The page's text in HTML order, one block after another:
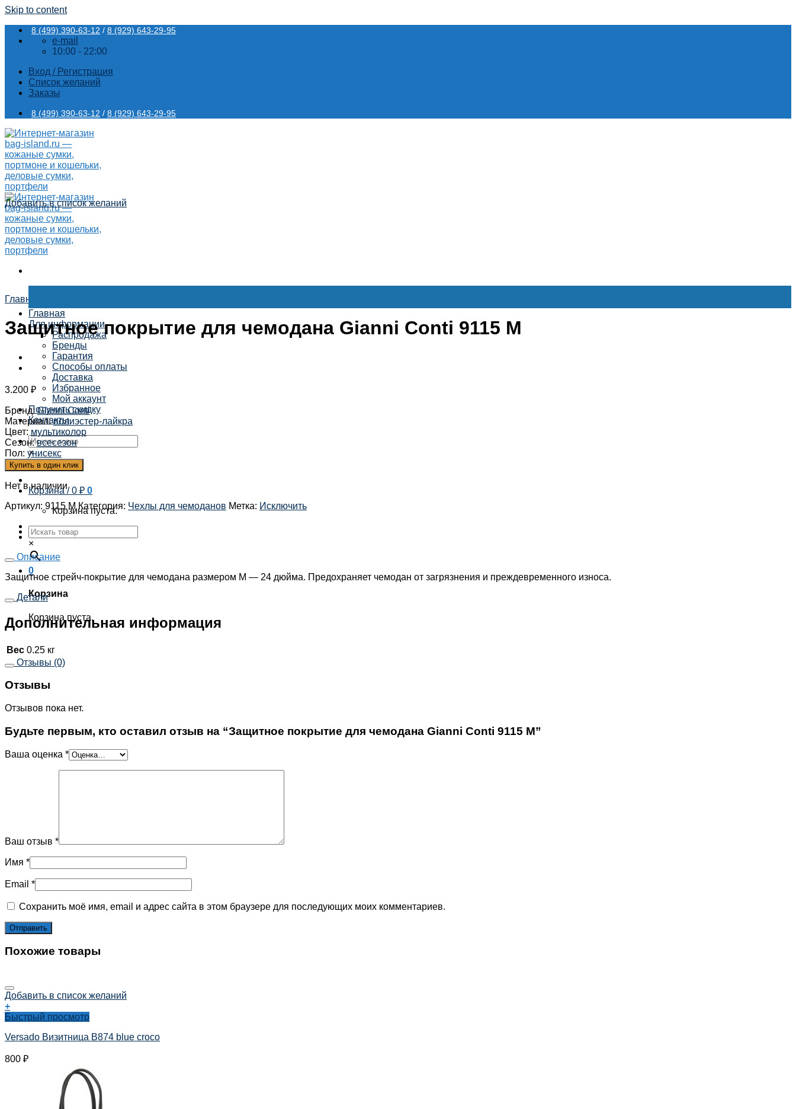
Skip to content
8 (499) 390-63-12 / 8 (929) 643-29-95
e-mail
10:00 - 22:00
Вход / Регистрация
Список желаний
Заказы
8 (499) 390-63-12 / 8 (929) 643-29-95
Главная
Для информации
Распродажа
Бренды
Гарантия
Способы оплаты
Доставка
Избранное
Мой аккаунт
Получить скидку
Контакты
×
Корзина /0 ₽ 0
Корзина пуста.
×
0
Корзина
Корзина пуста.
Добавить в список желаний
Главная
Защитное покрытие для чемодана Gianni Conti 9115 M
3.200 ₽
Бренд:Gianni Conti
Материал:полиэстер-лайкра
Цвет: мультиколор
Сезон:всесезон
Пол: унисекс
Купить в один клик
Нет в наличии
Артикул: 9115 M Категория: Чехлы для чемоданов Метка: Исключить
Описание
Защитное стрейч-покрытие для чемодана размером М — 24 дюйма. Предохраняет чемодан от загрязнения и преждевременного износа.
Детали
Дополнительная информация
Вес 0.25 кг
Отзывы (0)
Отзывы
Отзывов пока нет.
Будьте первым, кто оставил отзыв на “Защитное покрытие для чемодана Gianni Conti 9115 M”
Ваша оценка *
Ваш отзыв *
Имя *
Email *
Сохранить моё имя, email и адрес сайта в этом браузере для последующих моих комментариев.
Похожие товары
Добавить в список желаний
+
Быстрый просмотр
Versado Визитница B874 blue croco
800 ₽